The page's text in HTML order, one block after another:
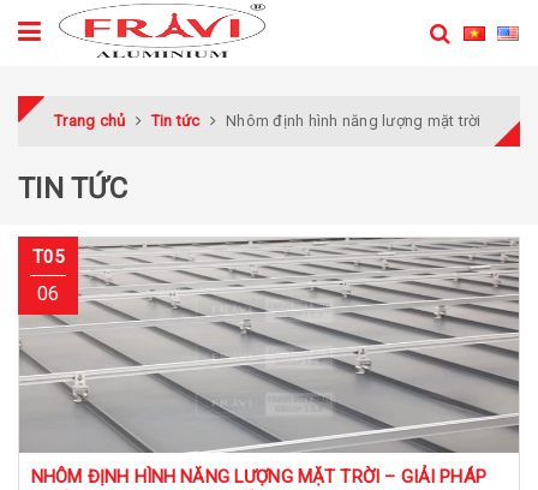
Trang chủ Tin tức Nhôm định hình năng lượng mặt trời
TIN TỨC
T05
06
NHÔM ĐỊNH HÌNH NĂNG LƯỢNG MẶT TRỜI – GIẢI PHÁP